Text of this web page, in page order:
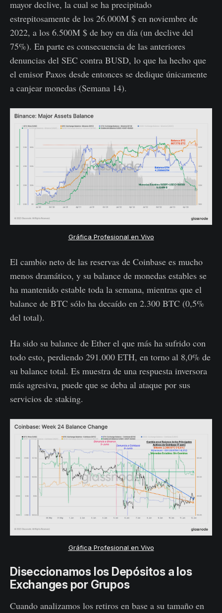
mayor declive, la cual se ha precipitado
estrepitosamente de los 26.000M $ en noviembre de
2022, a los 6.500M $ de hoy en día (un declive del
75%). En parte es consecuencia de las anteriores
denuncias del SEC contra BUSD, lo que ha hecho que
el emisor Paxos desde entonces se dedique únicamente
a canjear monedas (Semana 14).
Gráfica Profesional en Vivo
El cambio neto de las reservas de Coinbase es mucho
menos dramático, y su balance de monedas estables se
ha mantenido estable toda la semana, mientras que el
balance de BTC sólo ha decaído en 2.300 BTC (0,5%
del total).
Ha sido su balance de Ether el que más ha sufrido con
todo esto, perdiendo 291.000 ETH, en torno al 8,0% de
su balance total. Es muestra de una respuesta inversora
más agresiva, puede que se deba al ataque por sus
servicios de staking.
Gráfica Profesional en Vivo
Diseccionamos los Depósitos a los
Exchanges por Grupos
Cuando analizamos los retiros en base a su tamaño en